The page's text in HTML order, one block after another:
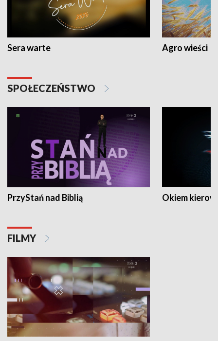
Sera warte Agro wieści
SPOŁECZEŃSTWO
PrzyStań nad Biblią Okiem
FILMY